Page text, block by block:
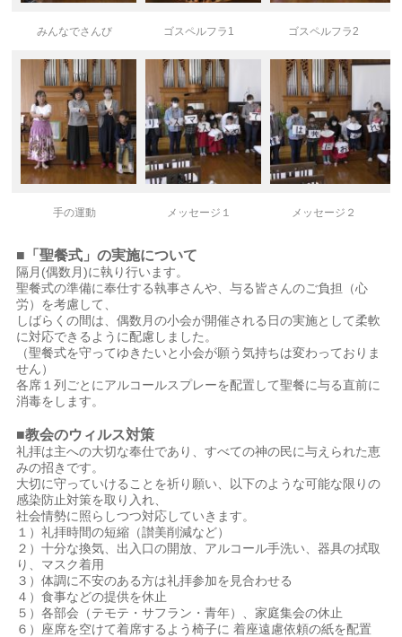
みんなでさんび ゴスペルフラ1 ゴスペルフラ2
手の運動 メッセージ１ メッセージ２
■「聖餐式」の実施について
隔月(偶数月)に執り行います。
聖餐式の準備に奉仕する執事さんや、与る皆さんのご負担（心
労）を考慮して、
しばらくの間は、偶数月の小会が開催される日の実施として柔軟
に対応できるように配慮しました。
（聖餐式を守ってゆきたいと小会が願う気持ちは変わっておりま
せん）
各席１列ごとにアルコールスプレーを配置して聖餐に与る直前に
消毒をします。
■教会のウィルス対策
礼拝は主への大切な奉仕であり、すべての神の民に与えられた恵
みの招きです。
大切に守っていけることを祈り願い、以下のような可能な限りの
感染防止対策を取り入れ、
社会情勢に照らしつつ対応していきます。
１）礼拝時間の短縮（讃美削減など）
２）十分な換気、出入口の開放、アルコール手洗い、器具の拭取
り、マスク着用
３）体調に不安のある方は礼拝参加を見合わせる
４）食事などの提供を休止
５）各部会（テモテ・サフラン・青年）、家庭集会の休止
６）座席を空けて着席するよう椅子に 着座遠慮依頼の紙を配置